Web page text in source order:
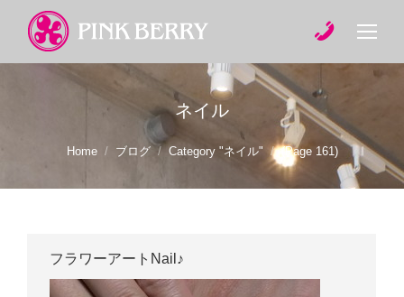
ネイル
You are here:
Home ブログ Category "ネイル" (Page 161)
フラワーアートNail♪